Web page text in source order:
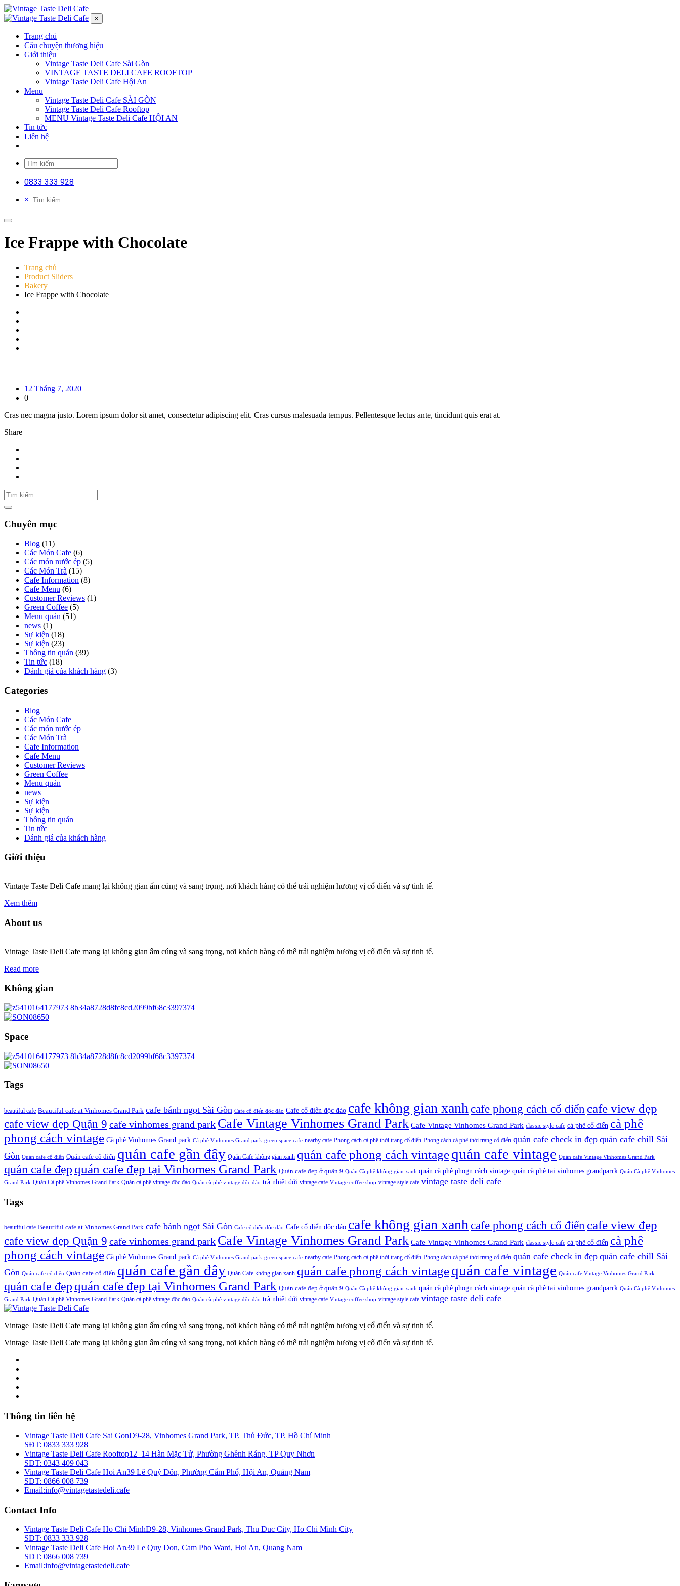
×
Trang chủ
Câu chuyện thương hiệu
Giới thiệu
Vintage Taste Deli Cafe Sài Gòn
VINTAGE TASTE DELI CAFE ROOFTOP
Vintage Taste Deli Cafe Hội An
Menu
Vintage Taste Deli Cafe SÀI GÒN
Vintage Taste Deli Cafe Rooftop
MENU Vintage Taste Deli Cafe HỘI AN
Tin tức
Liên hệ
0833 333 928
×
Ice Frappe with Chocolate
Trang chủ
Product Sliders
Bakery
Ice Frappe with Chocolate
12 Tháng 7, 2020
0
Cras nec magna justo. Lorem ipsum dolor sit amet, consectetur adipiscing elit. Cras cursus malesuada tempus. Pellentesque lectus ante, tincidunt quis erat at.
Share
Chuyên mục
Blog (11)
Các Món Cafe (6)
Các món nước ép (5)
Các Món Trà (15)
Cafe Information (8)
Cafe Menu (6)
Customer Reviews (1)
Green Coffee (5)
Menu quán (51)
news (1)
Sự kiện (18)
Sự kiện (23)
Thông tin quán (39)
Tin tức (18)
Đánh giá của khách hàng (3)
Categories
Blog
Các Món Cafe
Các món nước ép
Các Món Trà
Cafe Information
Cafe Menu
Customer Reviews
Green Coffee
Menu quán
news
Sự kiện
Sự kiện
Thông tin quán
Tin tức
Đánh giá của khách hàng
Giới thiệu
Vintage Taste Deli Cafe mang lại không gian ấm cúng và sang trọng, nơi khách hàng có thể trải nghiệm hương vị cổ điển và sự tinh tế.
Xem thêm
About us
Vintage Taste Deli Cafe mang lại không gian ấm cúng và sang trọng, nơi khách hàng có thể trải nghiệm hương vị cổ điển và sự tinh tế.
Read more
Không gian
Space
Tags
beautiful cafe Beautiful cafe at Vinhomes Grand Park cafe bánh ngọt Sài Gòn Cafe cổ điển độc đáo Cafe cổ điển độc đáo cafe không gian xanh cafe phong cách cổ điển cafe view đẹp
cafe view đẹp Quận 9 cafe vinhomes grand park Cafe Vintage Vinhomes Grand Park Cafe Vintage Vinhomes Grand Park classic style cafe cà phê cổ điển cà phê
phong cách vintage Cà phê Vinhomes Grand park Cà phê Vinhomes Grand park green space cafe nearby cafe Phong cách cà phê thời trang cổ điển Phong cách cà phê thời trang cổ điển quán cafe check in đẹp quán cafe chill Sài
Gòn Quán cafe cổ điển Quán cafe cổ điển quán cafe gần đây Quán Cafe không gian xanh quán cafe phong cách vintagequán cafe vintage Quán cafe Vintage Vinhomes Grand Park
quán cafe đẹp quán cafe đẹp tại Vinhomes Grand Park Quán cafe đẹp ở quận 9 Quán Cà phê không gian xanh quán cà phê phogn cách vintage quán cà phê tại vinhomes grandparrk Quán Cà phê Vinhomes
Grand Park Quán Cà phê Vinhomes Grand Park Quán cà phê vintage độc đáo Quán cà phê vintage độc đáo trà nhiệt đới vintage cafe Vintage coffee shop vintage style cafe vintage taste deli cafe
Tags
beautiful cafe Beautiful cafe at Vinhomes Grand Park cafe bánh ngọt Sài Gòn Cafe cổ điển độc đáo Cafe cổ điển độc đáo cafe không gian xanhcafe phong cách cổ điển cafe view đẹp
cafe view đẹp Quận 9 cafe vinhomes grand park Cafe Vintage Vinhomes Grand Park Cafe Vintage Vinhomes Grand Park classic style cafe cà phê cổ điển cà phê
phong cách vintage Cà phê Vinhomes Grand park Cà phê Vinhomes Grand park green space cafe nearby cafe Phong cách cà phê thời trang cổ điển Phong cách cà phê thời trang cổ điển quán cafe check in đẹp quán cafe chill Sài
Gòn Quán cafe cổ điển Quán cafe cổ điển quán cafe gần đây Quán Cafe không gian xanh quán cafe phong cách vintagequán cafe vintage Quán cafe Vintage Vinhomes Grand Park
quán cafe đẹp quán cafe đẹp tại Vinhomes Grand Park Quán cafe đẹp ở quận 9 Quán Cà phê không gian xanh quán cà phê phogn cách vintage quán cà phê tại vinhomes grandparrk Quán Cà phê Vinhomes
Grand Park Quán Cà phê Vinhomes Grand Park Quán cà phê vintage độc đáo Quán cà phê vintage độc đáo trà nhiệt đới vintage cafe Vintage coffee shop vintage style cafe vintage taste deli cafe
Vintage Taste Deli Cafe mang lại không gian ấm cúng và sang trọng, nơi khách hàng có thể trải nghiệm hương vị cổ điển và sự tinh tế.
Vintage Taste Deli Cafe mang lại không gian ấm cúng và sang trọng, nơi khách hàng có thể trải nghiệm hương vị cổ điển và sự tinh tế.
Thông tin liên hệ
Vintage Taste Deli Cafe Sai GonD9-28, Vinhomes Grand Park, TP. Thủ Đức, TP. Hồ Chí Minh
SĐT: 0833 333 928
Vintage Taste Deli Cafe Rooftop12–14 Hàn Mặc Tử, Phường Ghềnh Ráng, TP Quy Nhơn
SĐT: 0343 409 043
Vintage Taste Deli Cafe Hoi An39 Lê Quý Đôn, Phường Cẩm Phổ, Hội An, Quảng Nam
SĐT: 0866 008 739
Email:info@vintagetastedeli.cafe
Contact Info
Vintage Taste Deli Cafe Ho Chi MinhD9-28, Vinhomes Grand Park, Thu Duc City, Ho Chi Minh City
SDT: 0833 333 928
Vintage Taste Deli Cafe Hoi An39 Le Quy Don, Cam Pho Ward, Hoi An, Quang Nam
SDT: 0866 008 739
Email:info@vintagetastedeli.cafe